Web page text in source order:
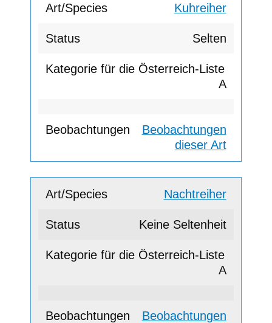
Kuhreiher
Selten
A
Beobachtungen
dieser Art
Nachtreiher
Keine Seltenheit
A
Beobachtungen